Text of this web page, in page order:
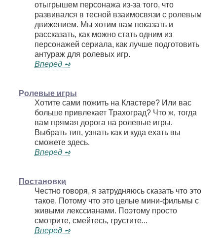
отыгрышем персонажа из-за того, что
развивался в тесной взаимосвязи с ролевым
движением. Мы хотим вам показать и
рассказать, как можно стать одним из
персонажей сериала, как лучше подготовить
антураж для ролевых игр.
Вперед ➺
Ролевые игры
Хотите сами пожить на Кластере? Или вас
больше привлекает Трахоград? Что ж, тогда
вам прямая дорога на ролевые игры.
Выбрать тип, узнать как и куда ехать вы
сможете здесь.
Вперед ➺
Постановки
Честно говоря, я затрудняюсь сказать что это
такое. Потому что это целые мини-фильмы с
живыми лекссианами. Поэтому просто
смотрите, смейтесь, грустите...
Вперед ➺